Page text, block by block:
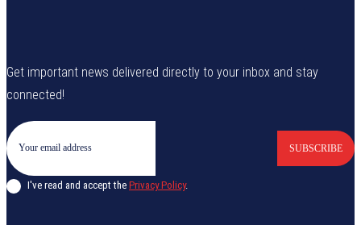
Get important news delivered directly to your inbox and stay
connected!
SUBSCRIBE
I've read and accept the Privacy Policy.